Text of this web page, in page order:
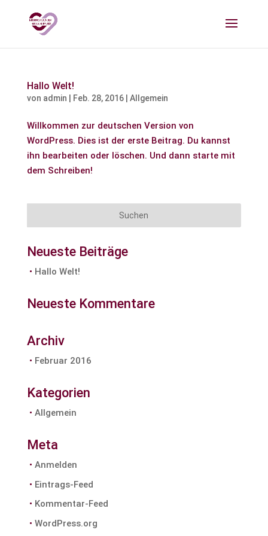
Hallo Welt!
von admin Feb. 28, 2016| Allgemein
Willkommen zur deutschen Version von
WordPress. Dies ist der erste Beitrag. Du kannst
ihn bearbeiten oder löschen. Und dann starte mit
dem Schreiben!
Neueste Beiträge
Hallo Welt!
Neueste Kommentare
Archiv
Februar 2016
Kategorien
Allgemein
Meta
Anmelden
Eintrags-Feed
Kommentar-Feed
WordPress.org